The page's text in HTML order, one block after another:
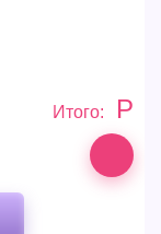
Итого: Р